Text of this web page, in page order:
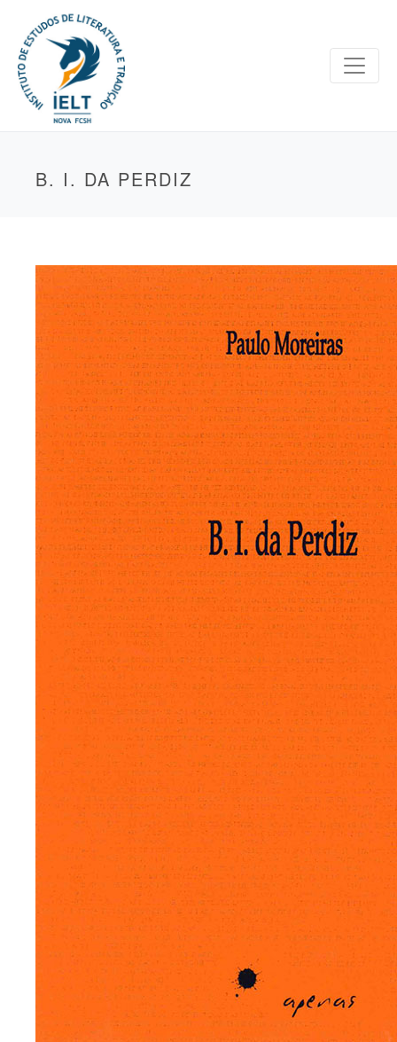
B. I. DA PERDIZ